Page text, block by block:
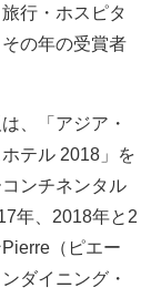
行・ホスピタ
の年の受賞者
、「アジア・
テル 2018」を
ンチネンタル
年、2018年と2
（ピエー
ダイニング・